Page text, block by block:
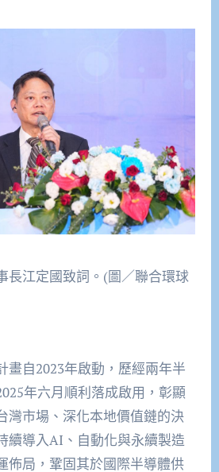
長江定國致詞。(圖／聯合環球
畫自2023年啟動，歷經兩年半
年六月順利落成啟用，彰顯
灣市場、深化本地價值鏈的決
續導入AI、自動化與永續製造
佈局，鞏固其於國際半導體供